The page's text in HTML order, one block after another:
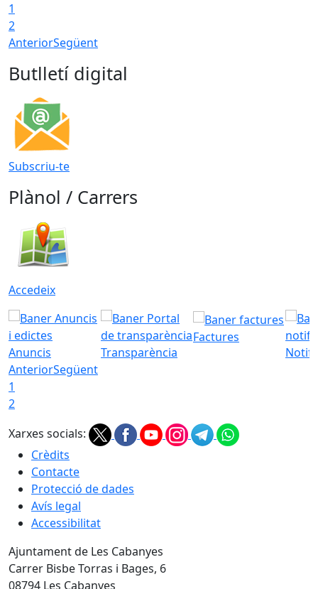
1
2
AnteriorSegüent
Butlletí digital
Subscriu-te
Plànol / Carrers
Accedeix
Anuncis Transparència
Factures
AnteriorSegüent
1
2
Xarxes socials:
Crèdits
Contacte
Protecció de dades
Avís legal
Accessibilitat
Ajuntament de Les Cabanyes
Carrer Bisbe Torras i Bages, 6
08794 Les Cabanyes